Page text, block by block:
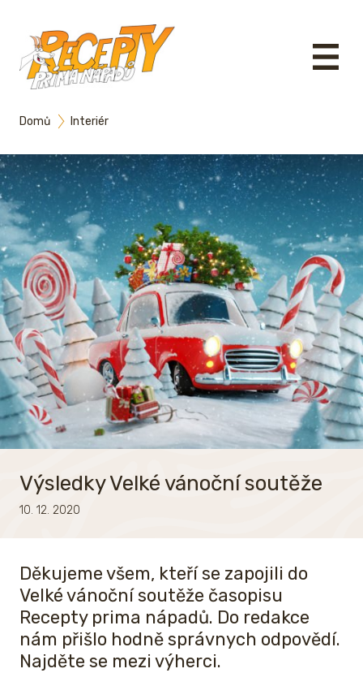
Domů Interiér
Výsledky Velké vánoční soutěže
10. 12. 2020
Děkujeme všem, kteří se zapojili do
Velké vánoční soutěže časopisu
Recepty prima nápadů. Do redakce
nám přišlo hodně správnych odpovědí.
Najděte se mezi výherci.